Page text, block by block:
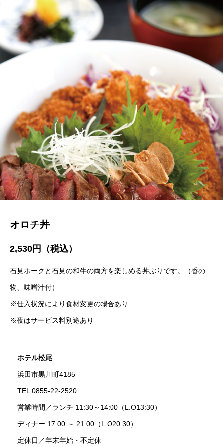
オロチ丼
2,530 円（税込）
石見ポークと石見の和牛の両方を楽しめる丼ぶりです。（香の
物、味噌汁付）
※仕入状況により食材変更の場合あり
※夜はサービス料別途あり
ホテル松尾
浜田市黒川町4185
TEL 0855-22-2520
営業時間／ランチ 11:30～14:00（L.O13:30）
ディナー 17:00 ～ 21:00（L.O20:30）
定休日／年末年始・不定休